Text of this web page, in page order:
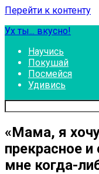
Перейти к контенту
Ух ты... вкусно!
Научись
Покушай
Посмейся
Удивись
«Мама, я
прекрасное
мне когда-